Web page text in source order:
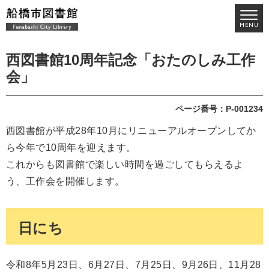
西図書館10周年記念「おたのしみ工作
会」
ページ番号：P-001234
西図書館が平成28年10月にリニューアルオープンしてか
ら今年で10周年を迎えます。
これからも図書館で楽しい時間を過ごしてもらえるよ
う、工作会を開催します。
日にち
令和8年5月23日、6月27日、7月25日、9月26日、11月28